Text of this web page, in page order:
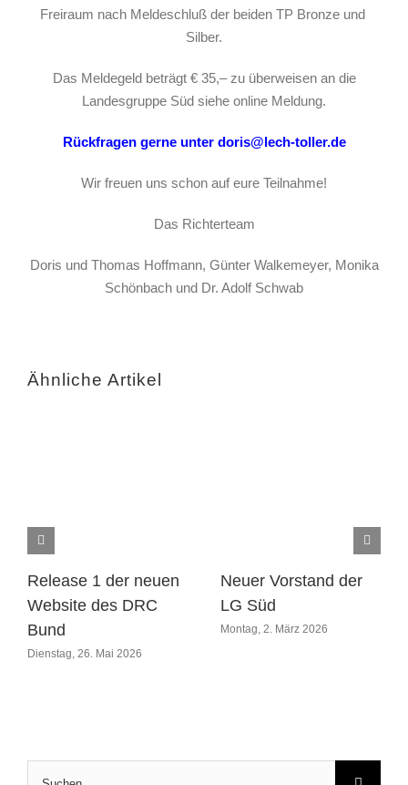
Freiraum nach Meldeschluß der beiden TP Bronze und
Silber.
Das Meldegeld beträgt € 35,– zu überweisen an die
Landesgruppe Süd siehe online Meldung.
Rückfragen gerne unter doris@lech-toller.de
Wir freuen uns schon auf eure Teilnahme!
Das Richterteam
Doris und Thomas Hoffmann, Günter Walkemeyer, Monika
Schönbach und Dr. Adolf Schwab
Ähnliche Artikel
Release 1 der neuen
Website des DRC
Bund
Dienstag, 26. Mai 2026
Neuer Vorstand der
LG Süd
Montag, 2. März 2026